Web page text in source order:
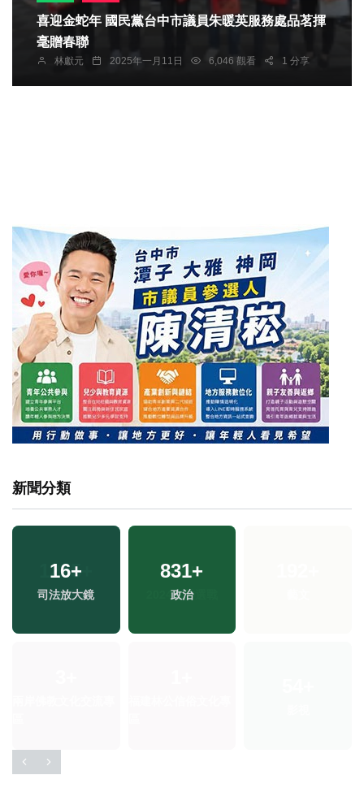
喜迎金蛇年 國民黨台中市議員朱暖英服務處品茗揮
毫贈春聯
林獻元 2025年一月11日 6,046 觀看 1 分享
新聞分類
16+
司法放大鏡
831+
政治